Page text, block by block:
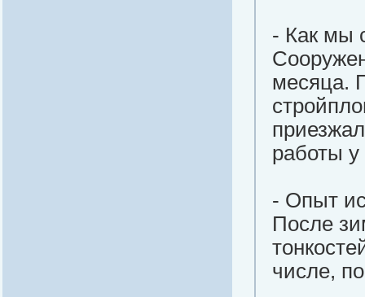
- Как мы
месяца.
работы у
- Опыт
После
числе,